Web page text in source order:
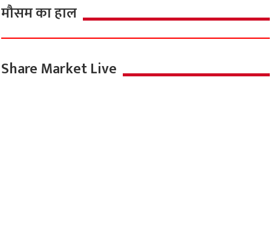
मौसम का हाल
Share Market Live